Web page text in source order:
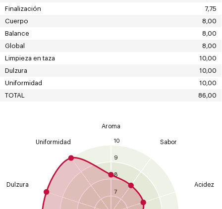
Finalización
7,75
Cuerpo
8,00
Balance
8,00
Global
8,00
Limpieza en taza
10,00
Dulzura
10,00
Uniformidad
10,00
TOTAL
86,00
10
9
8
7
Aroma
Sabor
Acidez
Dulzura
Uniformidad